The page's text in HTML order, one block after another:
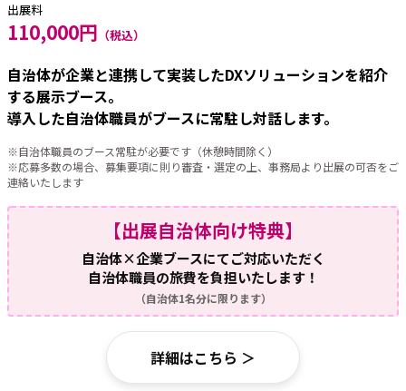
出展料
110,000円 （税込）
自治体が企業と連携して実装したDXソリューションを紹介
する展示ブース。
導入した自治体職員がブースに常駐し対話します。
※自治体職員のブース常駐が必要です（休憩時間除く）
※応募多数の場合、募集要項に則り審査・選定の上、事務局より出展の可否をご
連絡いたします
【出展自治体向け特典】
自治体×企業ブースにてご対応いただく
自治体職員の旅費を負担いたします！
（自治体1名分に限ります）
詳細はこちら ＞